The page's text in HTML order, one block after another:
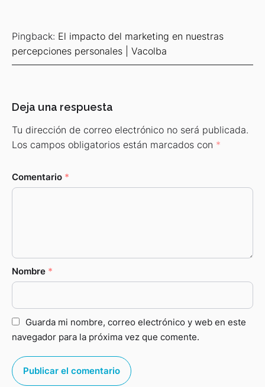
Pingback: El impacto del marketing en nuestras
percepciones personales | Vacolba
Deja una respuesta
Tu dirección de correo electrónico no será publicada.
Los campos obligatorios están marcados con *
Comentario *
Nombre *
Guarda mi nombre, correo electrónico y web en este
navegador para la próxima vez que comente.